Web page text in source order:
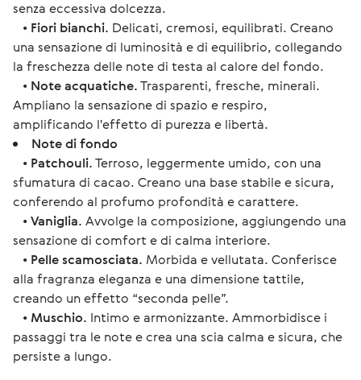
senza eccessiva dolcezza.
• Fiori bianchi. Delicati, cremosi, equilibrati. Creano
una sensazione di luminosità e di equilibrio, collegando
la freschezza delle note di testa al calore del fondo.
• Note acquatiche.Trasparenti, fresche, minerali.
Ampliano la sensazione di spazio e respiro,
amplificando l'effetto di purezza e libertà.
Note di fondo
• Patchouli.Terroso, leggermente umido, con una
sfumatura di cacao. Creano una base stabile e sicura,
conferendo al profumo profondità e carattere.
•Vaniglia. Avvolge la composizione, aggiungendo una
sensazione di comfort e di calma interiore.
• Pelle scamosciata. Morbida e vellutata. Conferisce
alla fragranza eleganza e una dimensione tattile,
creando un effetto “seconda pelle”.
• Muschio. Intimo e armonizzante. Ammorbidisce i
passaggi tra le note e crea una scia calma e sicura, che
persiste a lungo.